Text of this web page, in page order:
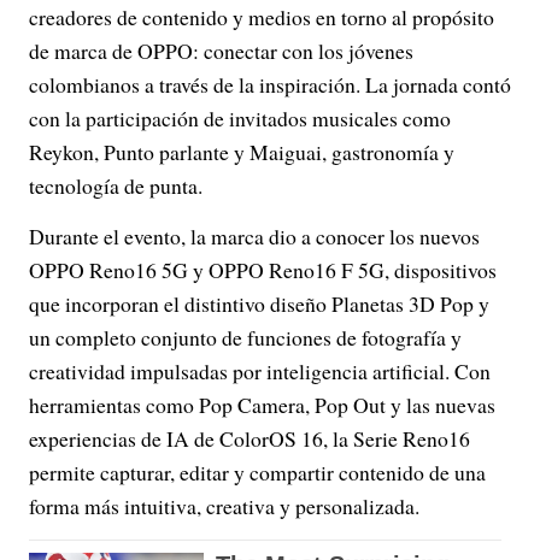
creadores de contenido y medios en torno al propósito
de marca de OPPO: conectar con los jóvenes
colombianos a través de la inspiración. La jornada contó
con la participación de invitados musicales como
Reykon, Punto parlante y Maiguai, gastronomía y
tecnología de punta.
Durante el evento, la marca dio a conocer los nuevos
OPPO Reno16 5G y OPPO Reno16 F 5G, dispositivos
que incorporan el distintivo diseño Planetas 3D Pop y
un completo conjunto de funciones de fotografía y
creatividad impulsadas por inteligencia artificial. Con
herramientas como Pop Camera, Pop Out y las nuevas
experiencias de IA de ColorOS 16, la Serie Reno16
permite capturar, editar y compartir contenido de una
forma más intuitiva, creativa y personalizada.